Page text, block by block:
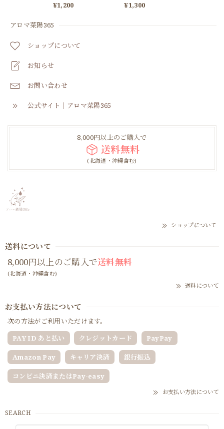
アロマ菜陽365
ショップについて
お知らせ
お問い合わせ
公式サイト｜アロマ菜陽365
8,000円以上のご購入で
送料無料
(北海道・沖縄含む)
¥1,200 ¥1,300
ショップについて
送料について
8,000円以上のご購入で送料無料
(北海道・沖縄含む)
送料について
お支払い方法について
次の方法がご利用いただけます。
PAY ID あと払い
クレジットカード PayPay
Amazon Pay キャリア決済 銀行振込
コンビニ決済またはPay-easy
お支払い方法について
SEARCH